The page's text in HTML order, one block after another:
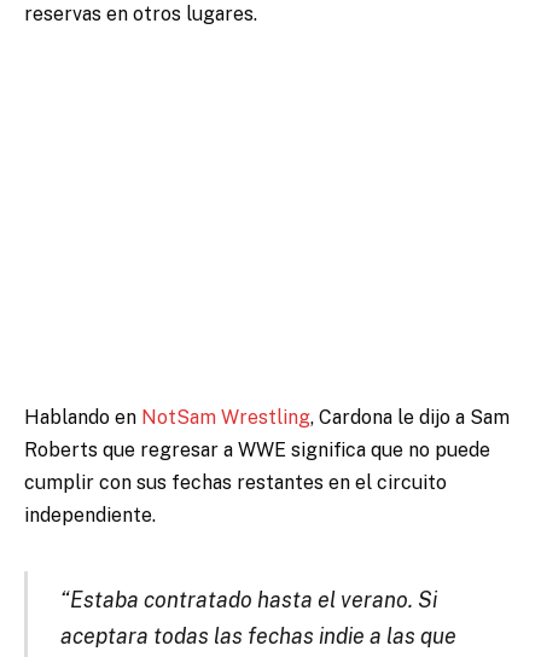
reservas en otros lugares.
Hablando en NotSam Wrestling, Cardona le dijo a Sam
Roberts que regresar a WWE significa que no puede
cumplir con sus fechas restantes en el circuito
independiente.
“Estaba contratado hasta el verano. Si
aceptara todas las fechas indie a las que